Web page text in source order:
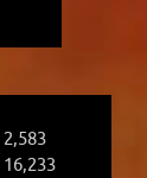
2,583
16,233